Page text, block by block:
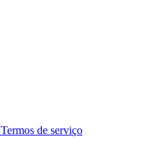
de serviço